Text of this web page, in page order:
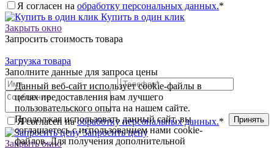
Я согласен на обработку персональных данных.*
Купить в один клик
Закрыть окно
Запросить стоимость товара
Загрузка товара
Заполните данные для запроса цены
Я согласен наобработку персональных данных.*
Запросить цену
Закрыть окно
Данный веб-сайт использует cookie-файлы в
целях предоставления вам лучшего
пользовательского опыта на нашем сайте.
Продолжая использовать данный сайт, вы
соглашаетесь с использованием нами cookie-
файлов. Для получения дополнительной
Принять